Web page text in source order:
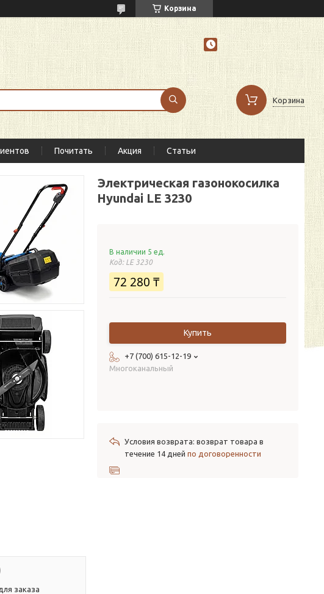
Корзина
Корзина
Почитать Акция Статьи
заказа
Электрическая газонокосилка
Hyundai LE 3230
В наличии 5 ед.
Код: LE 3230
72 280 ₸
Купить
+7 (700) 615-12-19
Многоканальный
возврат товара в
течение 14 дней по договоренности